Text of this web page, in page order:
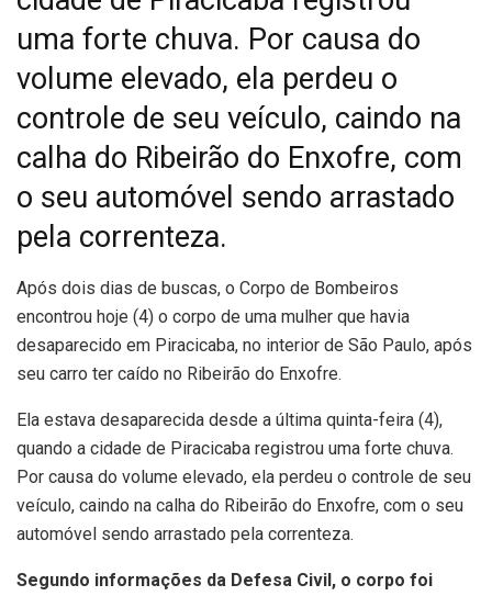
uma forte chuva. Por causa do
volume elevado, ela perdeu o
controle de seu veículo, caindo na
calha do Ribeirão do Enxofre, com
o seu automóvel sendo arrastado
pela correnteza.
Após dois dias de buscas, o Corpo de Bombeiros
encontrou hoje (4) o corpo de uma mulher que havia
desaparecido em Piracicaba, no interior de São Paulo, após
seu carro ter caído no Ribeirão do Enxofre.
Ela estava desaparecida desde a última quinta-feira (4),
quando a cidade de Piracicaba registrou uma forte chuva.
Por causa do volume elevado, ela perdeu o controle de seu
veículo, caindo na calha do Ribeirão do Enxofre, com o seu
automóvel sendo arrastado pela correnteza.
Segundo informações da Defesa Civil, o corpo foi